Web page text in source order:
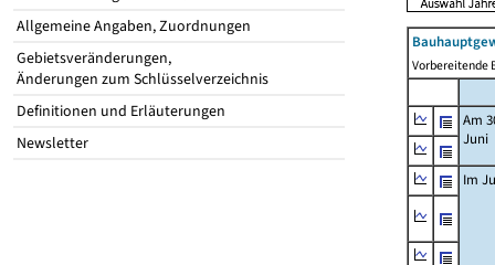
Allgemeine Angaben, Zuordnungen
Gebietsveränderungen,
Änderungen zum Schlüsselverzeichnis
Definitionen und Erläuterungen
Newsletter
Vorbereitende
Am
Juni
Im